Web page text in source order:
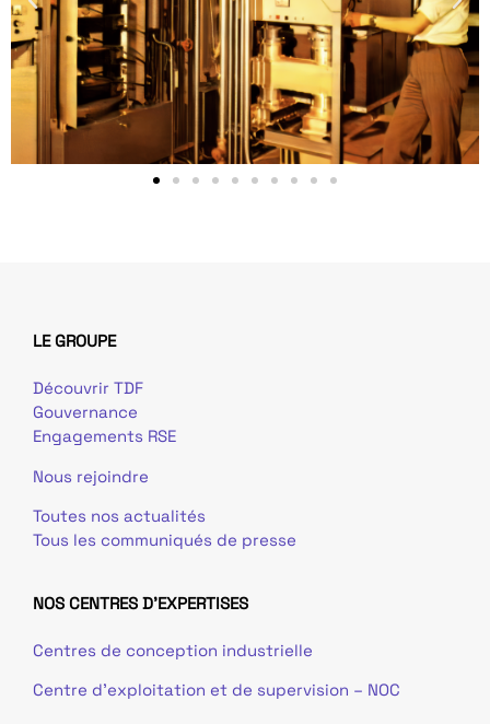
LE GROUPE
Découvrir TDF
Gouvernance
Engagements RSE
Nous rejoindre
Toutes nos actualités
Tous les communiqués de presse
NOS CENTRES D'EXPERTISES
Centres de conception industrielle
Centre d’exploitation et de supervision – NOC